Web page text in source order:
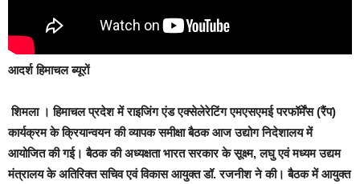
आदर्श हिमाचलब्यूरों
शिमला । हिमाचल प्रदेश में राइजिंग एंड एक्सेलेरेटिंग एमएसएमई परफॉर्मेंस (रैंप)
कार्यक्रम के क्रियान्वयन की व्यापक समीक्षा बैठक आज उद्योग निदेशालय में
आयोजित की गई। बैठक की अध्यक्षता भारत सरकार के सूक्ष्म, लघु एवं मध्यम उद्यम
मंत्रालय के अतिरिक्त सचिव एवं विकास आयुक्त डॉ. रजनीश ने की। बैठक में आयुक्त